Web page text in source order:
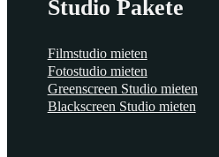
Studio Pakete
Filmstudio mieten
Fotostudio mieten
Greenscreen Studio mieten
Blackscreen Studio mieten